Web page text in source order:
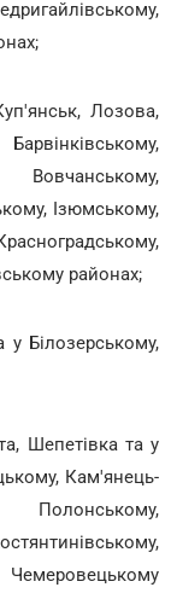
Лозова,
Вовчанському,
Ізюмському,
районах;
у Білозерському,
Шепетівка та у
Кам'янець-
Полонському,